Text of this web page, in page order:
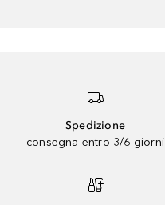
Spedizione
consegna entro 3/6 giorni